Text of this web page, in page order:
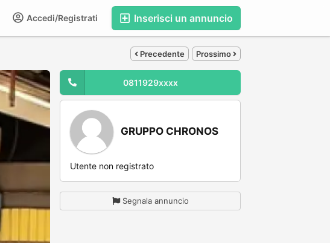
Inserisci un annuncio
Accedi/Registrati
Precedente Prossimo
0811929xxxx
GRUPPO CHRONOS
Utente non registrato
Segnala annuncio